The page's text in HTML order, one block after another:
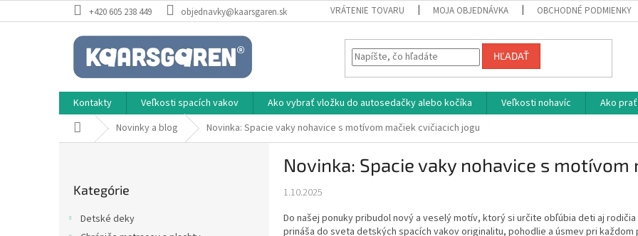
na
+420 605 238 449 objednavky@kaarsgaren.sk VRÁTENIE TOVARU MOJA OBJEDNÁVKA OBCHODNÉ PODMIENKY
HĽADAŤ
Kontakty Veľkosti spacích vakov Ako vybrať vložku do autosedačky alebo kočíka Veľkosti nohavíc Ako
DomovNovinky a blog Novinka: Spacie vaky nohavice s motívom mačiek cvičiacich jogu
kategórie
Kategórie
Detské deky
Novinka: Spacie vaky nohavice s
1.10.2025
Do našej ponuky pribudol nový a veselý motív, ktorý si určite obľúbia deti aj rodičia
prináša do sveta detských spacích vakov originalitu, pohodlie a úsmev pri každom